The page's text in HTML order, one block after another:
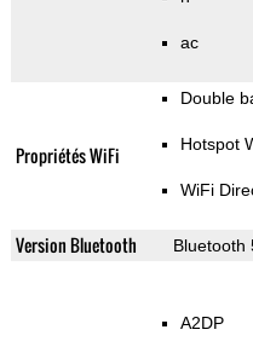
ac
Propriétés WiFi
Double
Hotspot
WiFi
Version Bluetooth Bluetooth
A2DP